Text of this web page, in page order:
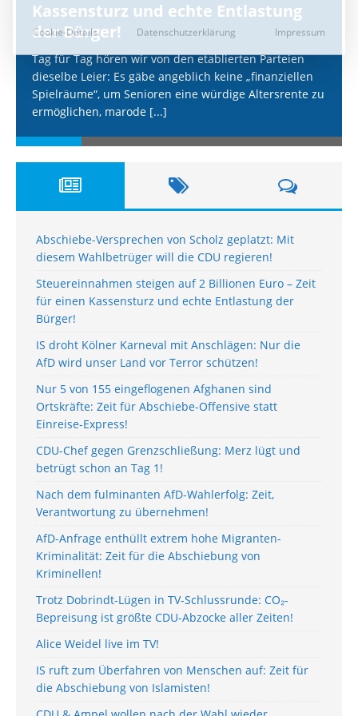
Kassensturz und echte Entlastung
der Bürger!
Tag für Tag hören wir von den etablierten Parteien
dieselbe Leier: Es gäbe angeblich keine „finanziellen
Spielräume“, um Senioren eine würdige Altersrente zu
ermöglichen, marode [...]
Abschiebe-Versprechen von Scholz geplatzt: Mit
diesem Wahlbetrüger will die CDU regieren!
Steuereinnahmen steigen auf 2 Billionen Euro – Zeit
für einen Kassensturz und echte Entlastung der
Bürger!
IS droht Kölner Karneval mit Anschlägen: Nur die
AfD wird unser Land vor Terror schützen!
Nur 5 von 155 eingeflogenen Afghanen sind
Ortskräfte: Zeit für Abschiebe-Offensive statt
Einreise-Express!
CDU-Chef gegen Grenzschließung: Merz lügt und
betrügt schon an Tag 1!
Nach dem fulminanten AfD-Wahlerfolg: Zeit,
Verantwortung zu übernehmen!
AfD-Anfrage enthüllt extrem hohe Migranten-
Kriminalität: Zeit für die Abschiebung von
Kriminellen!
Trotz Dobrindt-Lügen in TV-Schlussrunde: CO₂-
Bepreisung ist größte CDU-Abzocke aller Zeiten!
Alice Weidel live im TV!
IS ruft zum Überfahren von Menschen auf: Zeit für
die Abschiebung von Islamisten!